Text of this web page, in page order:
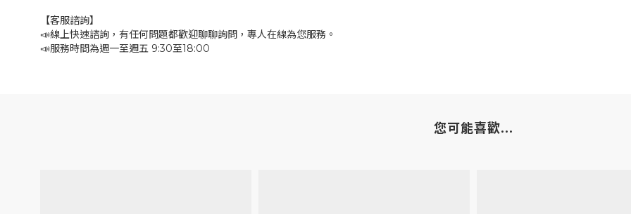
【客服諮詢】
📣線上快速諮詢，有任何問題都歡迎聊聊詢問，專人在線為您服務。
📣服務時間為週一至週五 9:30至18:00
您可能喜歡...